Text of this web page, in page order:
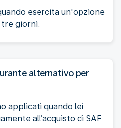
esercita un'opzione
giorni.
alternativo per
applicati quando lei
all’acquisto di SAF